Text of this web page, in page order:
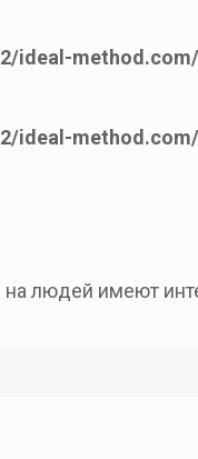
ideal-
ideal-
людей имеют